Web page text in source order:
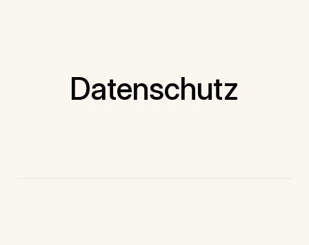
Datenschutz